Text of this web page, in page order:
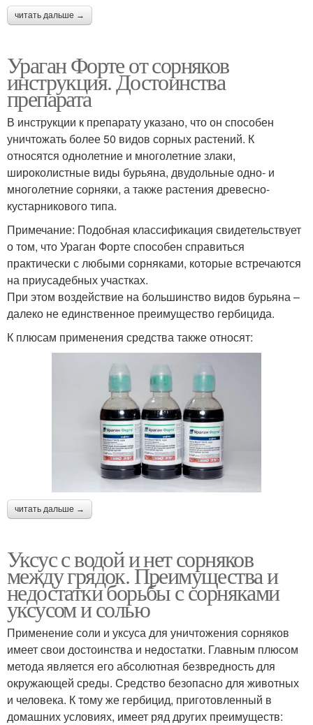
читать дальше →
Ураган Форте от сорняков
инструкция. Достоинства
препарата
В инструкции к препарату указано, что он способен
уничтожать более 50 видов сорных растений. К
относятся однолетние и многолетние злаки,
широколистные виды бурьяна, двудольные одно- и
многолетние сорняки, а также растения древесно-
кустарникового типа.
Примечание: Подобная классификация свидетельствует
о том, что Ураган Форте способен справиться
практически с любыми сорняками, которые встречаются
на приусадебных участках.
При этом воздействие на большинство видов бурьяна –
далеко не единственное преимущество гербицида.
К плюсам применения средства также относят:
читать дальше →
Уксус с водой и нет сорняков
между грядок. Преимущества и
недостатки борьбы с сорняками
уксусом и солью
Применение соли и уксуса для уничтожения сорняков
имеет свои достоинства и недостатки. Главным плюсом
метода является его абсолютная безвредность для
окружающей среды. Средство безопасно для животных
и человека. К тому же гербицид, приготовленный в
домашних условиях, имеет ряд других преимуществ: